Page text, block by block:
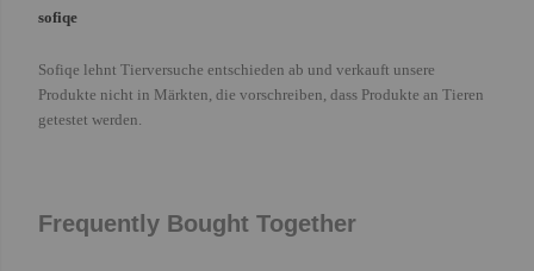
sofiqe
Sofiqe lehnt Tierversuche entschieden ab und verkauft unsere
Produkte nicht in Märkten, die vorschreiben, dass Produkte an Tieren
getestet werden.
Frequently Bought Together